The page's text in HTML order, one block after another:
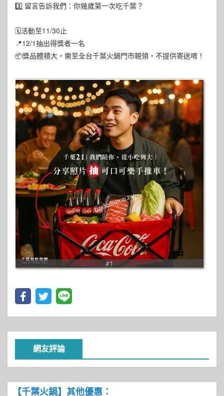
3️⃣ 留言告訴我們：你幾歲第一次吃千葉？
🗓活動至11/30止
📍12/1抽出得獎者一名
📦獎品體積大，需至全台千葉火鍋門市親領，不提供寄送唷！
#1
網友評論
【千葉火鍋】其他優惠：